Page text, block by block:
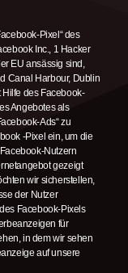
Pixel“ des
Inc., 1 Hacker
EU ansässig sind,
Canal Harbour, Dublin
Hilfe des Facebook-
Angebotes als
Ads“ zu
-Pixel ein, um die
Nutzern
gezeigt
wir sicherstellen,
der Nutzer
Facebook-Pixels
für
in dem wir sehen
auf unsere